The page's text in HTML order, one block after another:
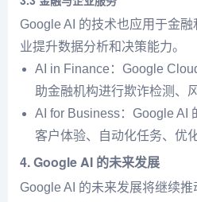
Google AI 的技术也应用于金
业提升数据分析和决策能力。
AI in Finance：Google
助金融机构进行欺诈检测、
AI for Business：Google AI
客户体验、自动化任务、优
4.Google AI 的未来发展
Google AI 的未来发展将继续推